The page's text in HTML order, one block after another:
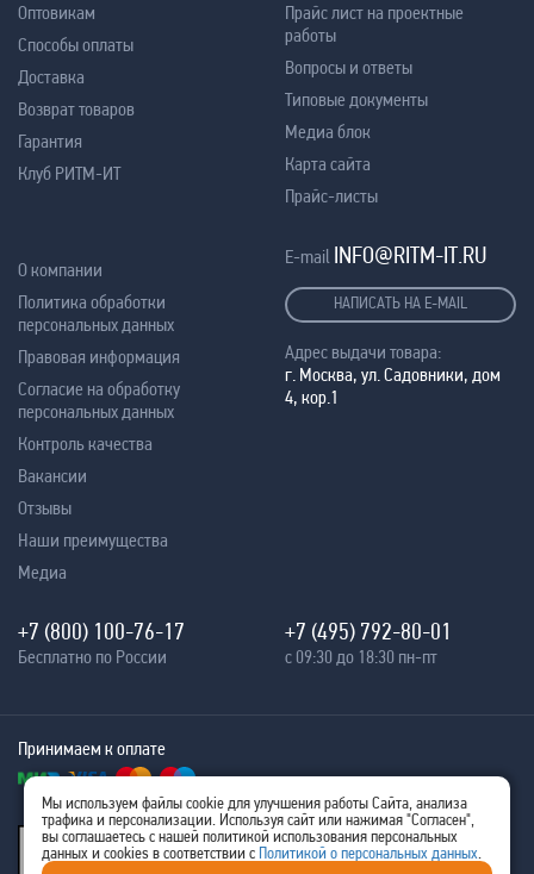
Оптовикам
Способы оплаты
Доставка
Возврат товаров
Гарантия
Клуб РИТМ-ИТ
Прайс лист на проектные
работы
Вопросы и ответы
Типовые документы
Медиа блок
Карта сайта
Прайс-листы
О компании
Политика обработки
персональных данных
Правовая информация
Согласие на обработку
персональных данных
Контроль качества
Вакансии
Отзывы
Наши преимущества
Медиа
E-mail INFO@RITM-IT.RU
НАПИСАТЬ НА E-MAIL
Адрес выдачи товара:
г. Москва, ул. Садовники, дом
4, кор.1
+7 (800) 100-76-17
Бесплатно по России
+7 (495) 792-80-01
с 09:30 до 18:30 пн-пт
Принимаем к оплате
® 2005 - 2026
Ritm-IT
Мы используем файлы cookie для улучшения работы Сайта, анализа
трафика и персонализации. Используя сайт или нажимая "Согласен",
вы соглашаетесь с нашей политикой использования персональных
данных и cookies в соответствии с Политикой о персональных данных